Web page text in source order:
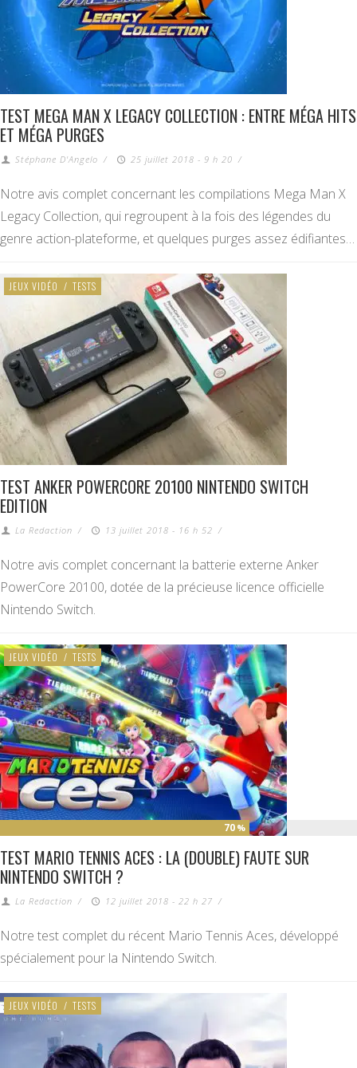
TEST MEGA MAN X LEGACY COLLECTION : ENTRE MÉGA HITS
ET MÉGA PURGES
Stéphane D'Angelo / 25 juillet 2018 - 9 h 20 /
Notre avis complet concernant les compilations Mega Man X
Legacy Collection, qui regroupent à la fois des légendes du
genre action-plateforme, et quelques purges assez édifiantes…
JEUX VIDÉO / TESTS
TEST ANKER POWERCORE 20100 NINTENDO SWITCH
EDITION
La Redaction / 13 juillet 2018 - 16 h 52 /
Notre avis complet concernant la batterie externe Anker
PowerCore 20100, dotée de la précieuse licence officielle
Nintendo Switch.
70 %
JEUX VIDÉO / TESTS
TEST MARIO TENNIS ACES : LA (DOUBLE) FAUTE SUR
NINTENDO SWITCH ?
La Redaction / 12 juillet 2018 - 22 h 27 /
Notre test complet du récent Mario Tennis Aces, développé
spécialement pour la Nintendo Switch.
JEUX VIDÉO / TESTS